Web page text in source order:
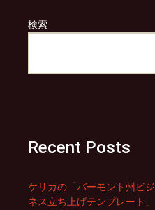
検索
Recent Posts
ケリカの「バーモント州ビジ
ネス立ち上げテンプレート」